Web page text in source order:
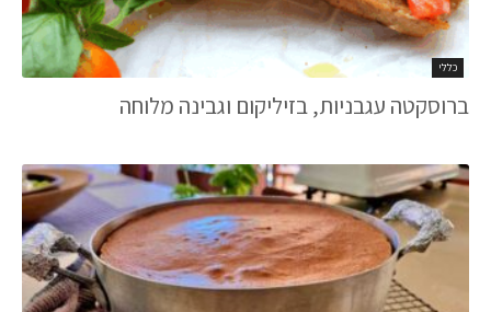
כללי
ברוסקטה עגבניות, בזיליקום וגבינה מלוחה